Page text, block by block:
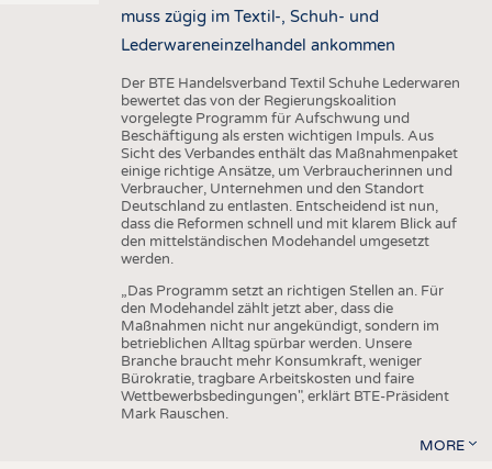
muss zügig im Textil-, Schuh- und
Lederwareneinzelhandel ankommen
Der BTE Handelsverband Textil Schuhe Lederwaren
bewertet das von der Regierungskoalition
vorgelegte Programm für Aufschwung und
Beschäftigung als ersten wichtigen Impuls. Aus
Sicht des Verbandes enthält das Maßnahmenpaket
einige richtige Ansätze, um Verbraucherinnen und
Verbraucher, Unternehmen und den Standort
Deutschland zu entlasten. Entscheidend ist nun,
dass die Reformen schnell und mit klarem Blick auf
den mittelständischen Modehandel umgesetzt
werden.
„Das Programm setzt an richtigen Stellen an. Für
den Modehandel zählt jetzt aber, dass die
Maßnahmen nicht nur angekündigt, sondern im
betrieblichen Alltag spürbar werden. Unsere
Branche braucht mehr Konsumkraft, weniger
Bürokratie, tragbare Arbeitskosten und faire
Wettbewerbsbedingungen", erklärt BTE-Präsident
Mark Rauschen.
MORE